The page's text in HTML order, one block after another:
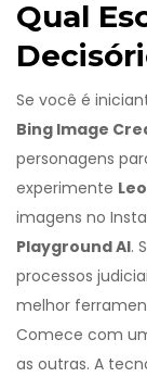
Qual
Se você é
Bing Image
personagens
experimente
imagens no
Playground AI.
processos
melhor
Comece com
as outras. A